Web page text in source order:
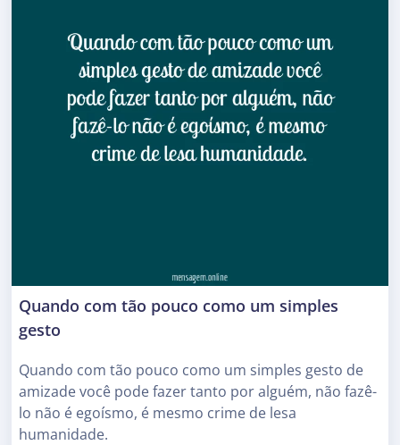
Quando com tão pouco como um simples
gesto
Quando com tão pouco como um simples gesto de
amizade você pode fazer tanto por alguém, não fazê-
lo não é egoísmo, é mesmo crime de lesa
humanidade.